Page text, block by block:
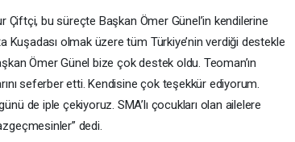
Çiftçi, bu süreçte Başkan Ömer Günel’in kendilerine
olmak üzere tüm Türkiye’nin verdiği destekle
Ömer Günel bize çok destek oldu. Teoman’ın
seferber etti. Kendisine çok teşekkür ediyorum.
de iple çekiyoruz. SMA’lı çocukları olan ailelere
dedi.